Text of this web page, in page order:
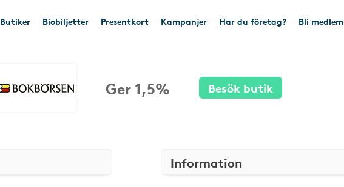
Butiker Biobiljetter Presentkort Kampanjer Har du företag? Bli medlem
Ger 1,5% Besök butik
Information